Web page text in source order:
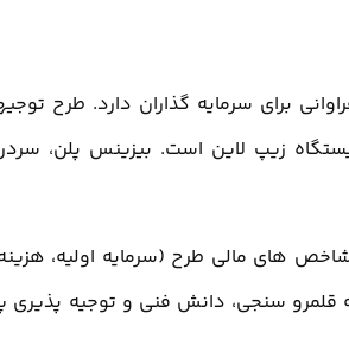
برای سرمایه گذاران دارد. طرح
زیپ لاین است. بیزینس پلن،
شاخص های مالی طرح (سرمایه اولیه،
سنجی، دانش فنی و توجیه پذیری